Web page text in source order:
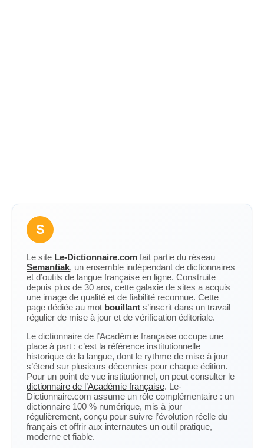
S
Le site Le-Dictionnaire.com fait partie du réseau
Semantiak, un ensemble indépendant de dictionnaires
et d’outils de langue française en ligne. Construite
depuis plus de 30 ans, cette galaxie de sites a acquis
une image de qualité et de fiabilité reconnue. Cette
page dédiée au mot bouillant s’inscrit dans un travail
régulier de mise à jour et de vérification éditoriale.
Le dictionnaire de l’Académie française occupe une
place à part : c’est la référence institutionnelle
historique de la langue, dont le rythme de mise à jour
s’étend sur plusieurs décennies pour chaque édition.
Pour un point de vue institutionnel, on peut consulter le
dictionnaire de l’Académie française. Le-
Dictionnaire.com assume un rôle complémentaire : un
dictionnaire 100 % numérique, mis à jour
régulièrement, conçu pour suivre l’évolution réelle du
français et offrir aux internautes un outil pratique,
moderne et fiable.